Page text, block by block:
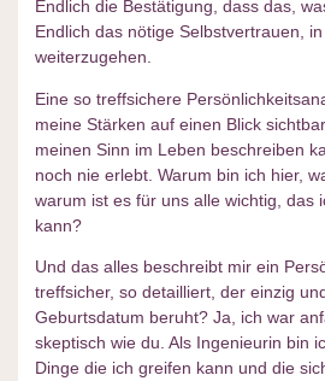
Endlich die Bestätigung, dass das,
Endlich das nötige Selbstvertrauen,
weiterzugehen.
Eine so treffsichere
meine Stärken auf einen Blick
meinen Sinn im Leben beschreiben
noch nie erlebt. Warum bin ich hier,
warum ist es für uns alle wichtig, das
kann?
Und das alles beschreibt mir ein
treffsicher, so detailliert, der einzig
Geburtsdatum beruht? Ja, ich war
skeptisch wie du. Als Ingenieurin bin
Dinge die ich greifen kann und die